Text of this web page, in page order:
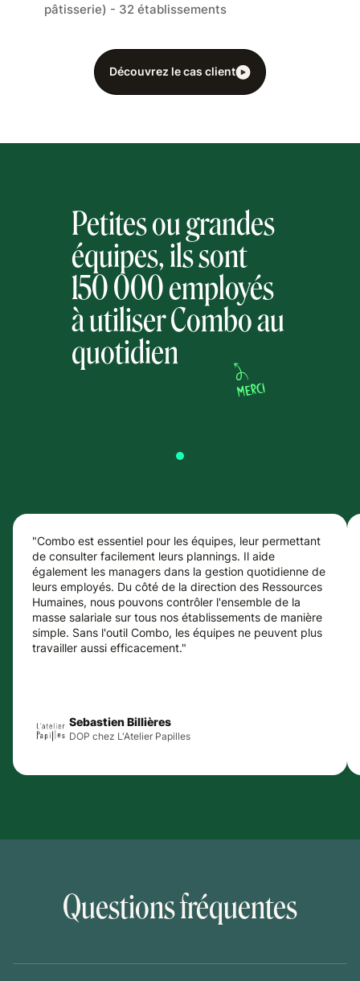
pâtisserie) - 32 établissements
Découvrez le cas client
Petites ou grandes
équipes, ils sont
150 000 employés
à utiliser Combo au
quotidien
"Combo est essentiel pour les équipes, leur permettant
de consulter facilement leurs plannings. Il aide
également les managers dans la gestion quotidienne de
leurs employés. Du côté de la direction des Ressources
Humaines, nous pouvons contrôler l'ensemble de la
masse salariale sur tous nos établissements de manière
simple. Sans l'outil Combo, les équipes ne peuvent plus
travailler aussi efficacement."
Sebastien Billières
DOP chez L'Atelier Papilles
Questions fréquentes